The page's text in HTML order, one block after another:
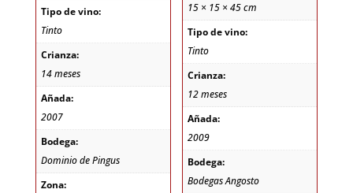
Tipo de vino:
Tinto
Crianza:
14 meses
Añada:
2007
Bodega:
Dominio de Pingus
Zona:
15 × 15 × 45 cm
Tipo de vino:
Tinto
Crianza:
12 meses
Añada:
2009
Bodega:
Bodegas Angosto